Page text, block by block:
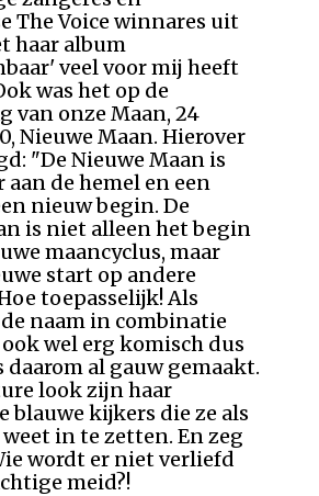
The Voice winnares uit
haar album
veel voor mij heeft
was het op de
van onze Maan, 24
Nieuwe Maan. Hierover
"De Nieuwe Maan is
de hemel en een
nieuw begin. De
is niet alleen het begin
maancyclus, maar
start op andere
toepasselijk! Als
naam in combinatie
wel erg komisch dus
daarom al gauw gemaakt.
look zijn haar
blauwe kijkers die ze als
in te zetten. En zeg
wordt er niet verliefd
meid?!